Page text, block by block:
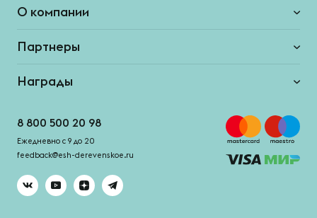
О компании
Партнеры
Награды
8 800 500 20 98
Ежедневно с 9 до 20
feedback@esh-derevenskoe.ru